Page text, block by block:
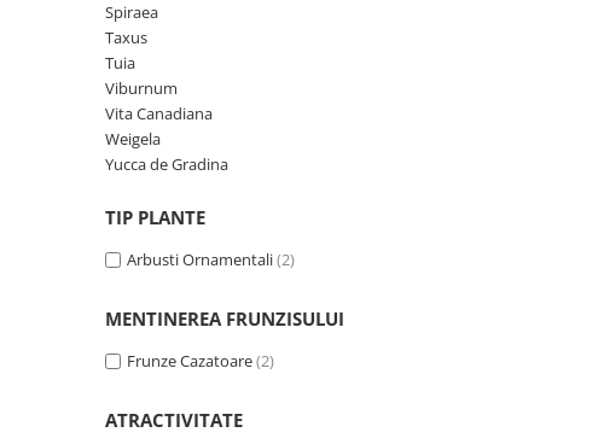
Spiraea
Taxus
Tuia
Viburnum
Vita Canadiana
Weigela
Yucca de Gradina
TIP PLANTE
Arbusti Ornamentali(2)
MENTINEREA FRUNZISULUI
Frunze Cazatoare(2)
ATRACTIVITATE